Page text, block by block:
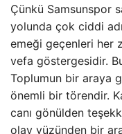
Çünkü Samsunspor
yolunda çok ciddi
emeği geçenleri her
vefa göstergesidir.
Toplumun bir araya
önemli bir törendir.
canı gönülden
olay yüzünden bir